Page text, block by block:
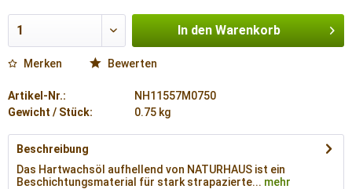
In den Warenkorb
Merken Bewerten
Artikel-Nr.:
NH11557M0750
Gewicht / Stück:
0.75 kg
Beschreibung
Das Hartwachsöl aufhellend von NATURHAUS ist ein
Beschichtungsmaterial für stark strapazierte... mehr